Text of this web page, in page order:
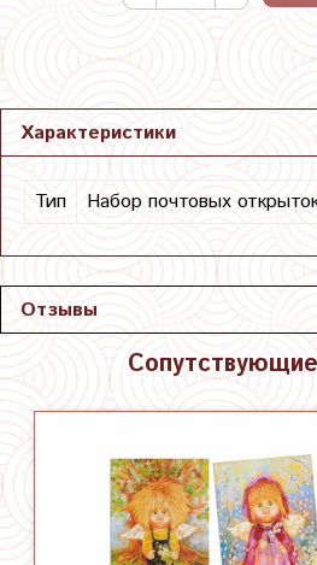
Характеристики
Тип Набор почтовых
Отзывы